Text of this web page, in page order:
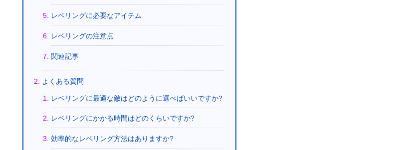
レベリングに必要なアイテム
レベリングの注意点
関連記事
よくある質問
レベリングに最適な敵はどのように選べばいいですか?
レベリングにかかる時間はどのくらいですか?
効率的なレベリング方法はありますか?